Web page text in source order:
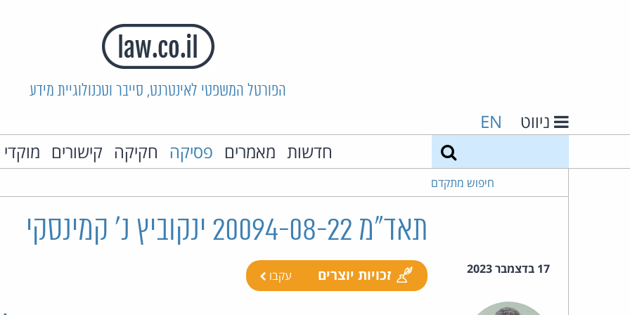
הפורטל המשפטי לאינטרנט, סייבר וטכנולוגיית מידע
ניווט EN
חדשות מאמרים פסיקה חקיקה קישורים
חיפוש מתקדם
תאד"מ 20094-08-22 ינקוביץ נ' קמינסקי
17 בדצמבר 2023 זכויות יוצרים עקבו